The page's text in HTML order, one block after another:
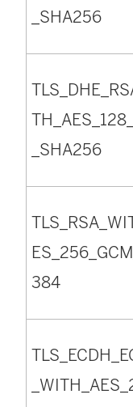
_SHA256
_SHA256
384